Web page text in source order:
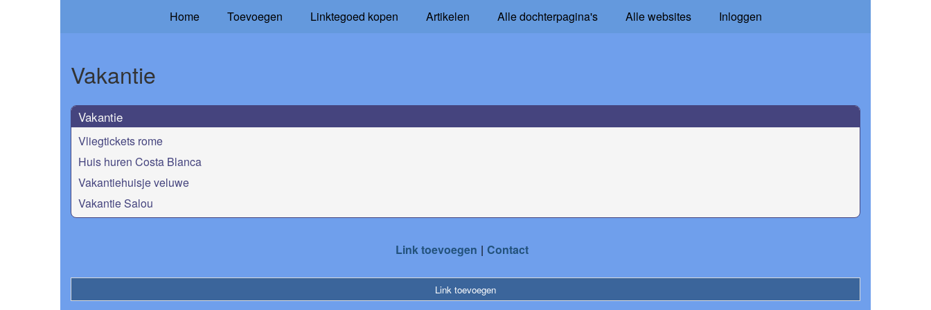
Home Toevoegen Linktegoed kopen Artikelen Alle dochterpagina's Alle websites Inloggen
Vakantie
Vakantie
Vliegtickets rome
Huis huren Costa Blanca
Vakantiehuisje veluwe
Vakantie Salou
Link toevoegen Contact
Link toevoegen